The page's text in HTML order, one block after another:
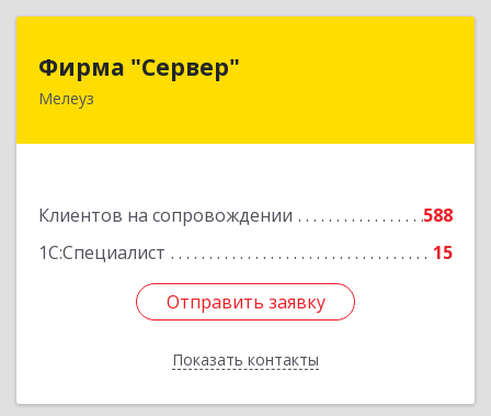
Фирма "Сервер"
Мелеуз
Клиентов на сопровождении
588
1С:Специалист
15
Отправить заявку
Показать контакты
453852, Башкортостан Респ, Мелеузовский р-н,
Отправить заявку
Назад